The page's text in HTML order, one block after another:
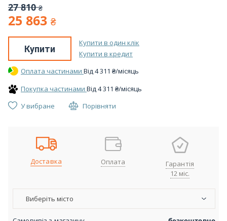
27 810 ₴
25 863 ₴
Купити
Купити в один клік
Купити в кредит
Оплата частинами Вiд4 311 ₴/місяць
Покупка частинами Вiд4 311 ₴/місяць
У вибране
Порівняти
Доставка Оплата
Гарантія
12 міс.
Виберіть місто